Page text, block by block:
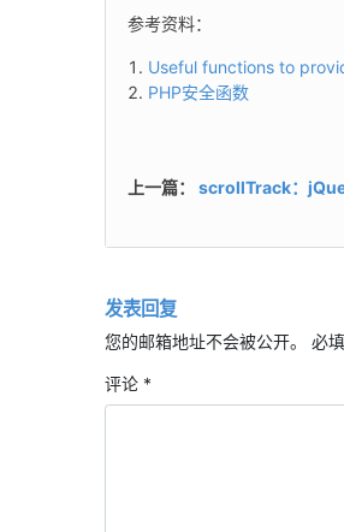
参考资料：
Useful functions to
PHP安全函数
上一篇： scrollTrack：
发表回复
您的邮箱地址不会被公开。 必
评论 *